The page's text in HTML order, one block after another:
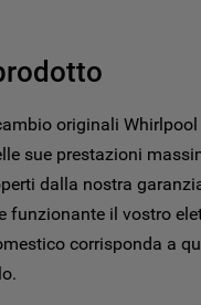
originali
sue prestazioni
dalla nostra
funzionante il vostro
corrisponda a